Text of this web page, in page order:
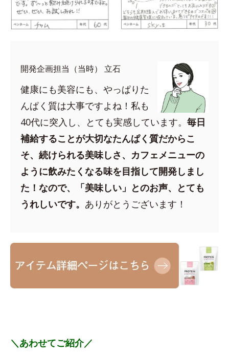
開発企画担当（当時） 立石
健康にも美容にも、やっぱりた
んぱく質は大事ですよね！私も
40代に突入し、とても実感しています。 毎日
補給することが大切なたんぱく質だからこ
そ、続けられる美味しさ、カフェメニューの
ように飲みたくなる味を目指して開発しまし
た！なので、「美味しい」とのお声、とても
うれしいです。 ありがとうございます！
＼あわせてご紹介／